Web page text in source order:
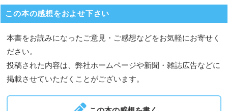
この本の感想をおよせ下さい
本書をお読みになったご意見・ご感想などをお気軽にお寄せく
ださい。
投稿された内容は、弊社ホームページや新聞・雑誌広告などに
掲載させていただくことがございます。